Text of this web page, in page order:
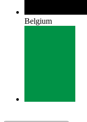
Belgium